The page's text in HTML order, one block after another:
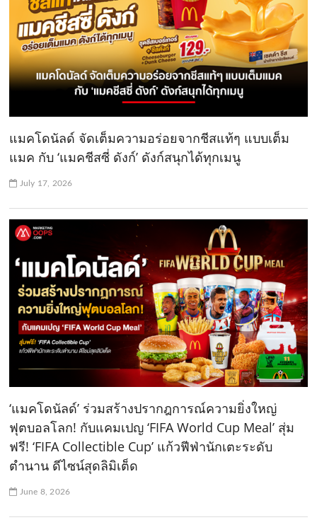
แมคโดนัลด์ จัดเต็มความอร่อยจากชีสแท้ๆ แบบเต็ม
แมค กับ ‘แมคชีสซี่ ดังก์’ ดังก์สนุกได้ทุกเมนู
July 17, 2026
‘แมคโดนัลด์’ ร่วมสร้างปรากฎการณ์ความยิ่งใหญ่
ฟุตบอลโลก! กับแคมเปญ ‘FIFA World Cup Meal’ สุ่ม
ฟรี! ‘FIFA Collectible Cup’ แก้วฟีฟ่านักเตะระดับ
ตำนาน ดีไซน์สุดลิมิเต็ด
June 8, 2026